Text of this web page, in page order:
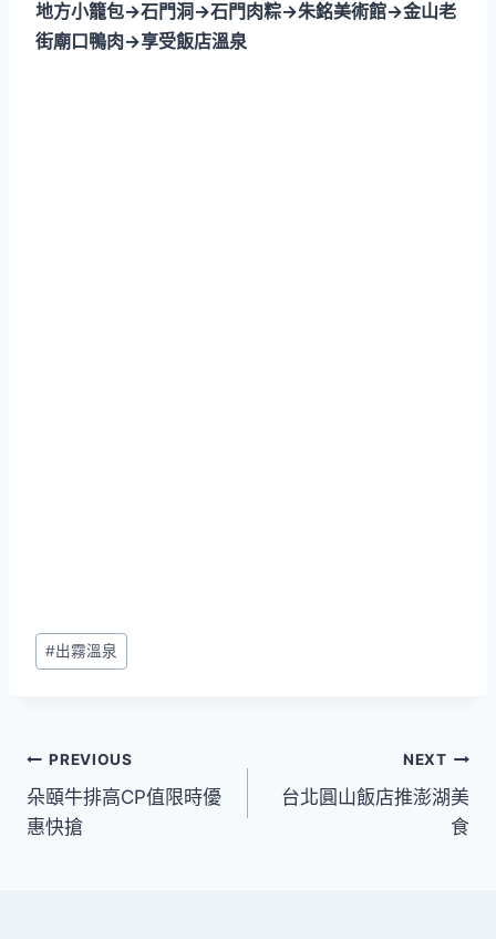
地方小籠包→石門洞→石門肉粽→朱銘美術館→金山老
街廟口鴨肉→享受飯店溫泉
Post
Tags:
#出霧溫泉
文
章
PREVIOUS
朵頤牛排高CP值限時優
惠快搶
NEXT
台北圓山飯店推澎湖美
食